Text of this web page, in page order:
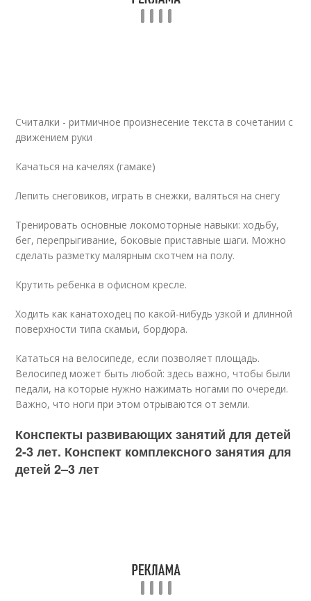
Считалки - ритмичное произнесение текста в сочетании с
движением руки
Качаться на качелях (гамаке)
Лепить снеговиков, играть в снежки, валяться на снегу
Тренировать основные локомоторные навыки: ходьбу,
бег, перепрыгивание, боковые приставные шаги. Можно
сделать разметку малярным скотчем на полу.
Крутить ребенка в офисном кресле.
Ходить как канатоходец по какой-нибудь узкой и длинной
поверхности типа скамьи, бордюра.
Кататься на велосипеде, если позволяет площадь.
Велосипед может быть любой: здесь важно, чтобы были
педали, на которые нужно нажимать ногами по очереди.
Важно, что ноги при этом отрываются от земли.
Конспекты развивающих занятий для детей
2-3 лет. Конспект комплексного занятия для
детей 2–3 лет